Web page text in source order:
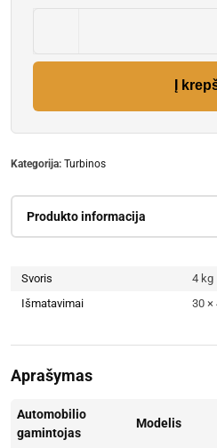
Į
Kategorija: Turbinos
Produkto informacija
Svoris
4 kg
Išmatavimai
30 ×
Aprašymas
Automobilio
gamintojas
Modelis